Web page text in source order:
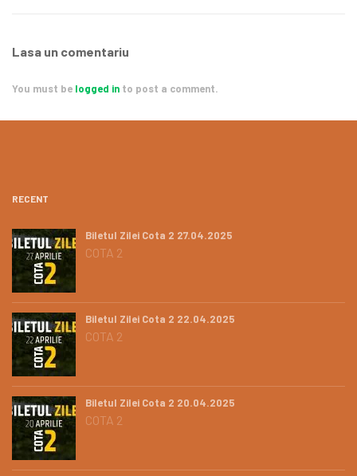
Lasa un comentariu
You must be logged in to post a comment.
RECENT
Biletul Zilei Cota 2 27.04.2025
COTA 2
Biletul Zilei Cota 2 22.04.2025
COTA 2
Biletul Zilei Cota 2 20.04.2025
COTA 2